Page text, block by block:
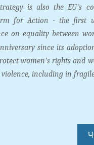
is also the EU's
for Action - the first
on equality between
since its
women's rights and
violence, including in